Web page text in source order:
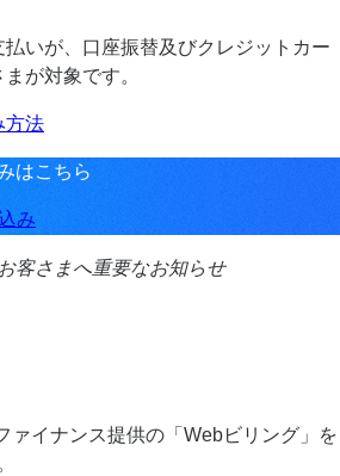
いが、口座振替及びクレジットカー
が対象です。
方法
はこちら
み
客さまへ重要なお知らせ
ァイナンス提供の「Webビリング」を